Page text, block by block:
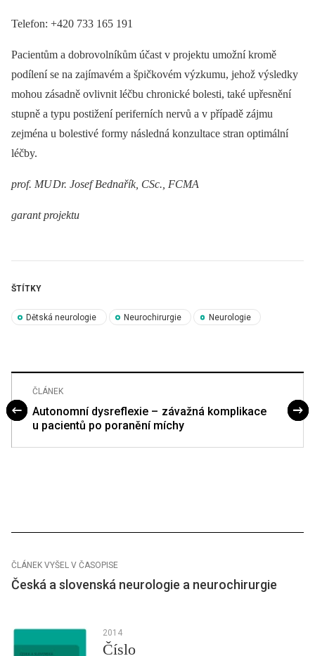
Telefon: +420 733 165 191
Pacientům a dobrovolníkům účast v projektu umožní kromě
podílení se na zajímavém a špičkovém výzkumu, jehož výsledky
mohou zásadně ovlivnit léčbu chronické bolesti, také upřesnění
stupně a typu postižení periferních nervů a v případě zájmu
zejména u bolestivé formy následná konzultace stran optimální
léčby.
prof. MU Dr. Josef Bednařík, CSc., FCMA
garant projektu
ŠTÍTKY
Dětská neurologie Neurochirurgie Neurologie
ČLÁNEK
Autonomní dysreflexie – závažná komplikace
u pacientů po poranění míchy
ČLÁNEK VYŠEL V ČASOPISE
Česká a slovenská neurologie a neurochirurgie
2014
Číslo